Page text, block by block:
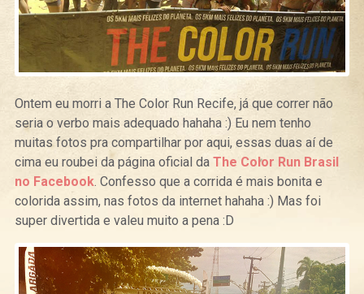
Ontem eu morri a The Color Run Recife, já que correr não
seria o verbo mais adequado hahaha :) Eu nem tenho
muitas fotos pra compartilhar por aqui, essas duas aí de
cima eu roubei da página oficial da The Color Run Brasil
no Facebook. Confesso que a corrida é mais bonita e
colorida assim, nas fotos da internet hahaha :) Mas foi
super divertida e valeu muito a pena :D